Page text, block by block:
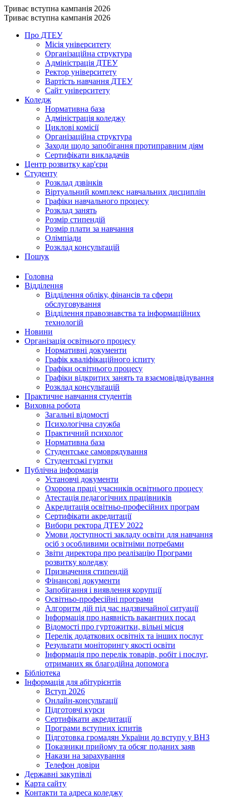
Триває вступна кампанія 2026
Триває вступна кампанія 2026
Про ДТЕУ
Місія університету
Організаційна структура
Адміністрація ДТЕУ
Ректор університету
Вартість навчання ДТЕУ
Сайт університету
Коледж
Нормативна база
Адміністрація коледжу
Циклові комісії
Організаційна структура
Заходи щодо запобігання протиправним діям
Сертифікати викладачів
Центр розвитку кар'єри
Студенту
Розклад дзвінків
Віртуальний комплекс навчальних дисциплін
Графіки навчального процесу
Розклад занять
Розмір стипендій
Розмір плати за навчання
Олімпіади
Розклад консультацій
Пошук
Головна
Відділення
Відділення обліку, фінансів та сфери
обслуговування
Відділення правознавства та інформаційних
технологій
Новини
Організація освітнього процесу
Нормативні документи
Графік кваліфікаційного іспиту
Графіки освітнього процесу
Графіки відкритих занять та взаємовідвідування
Розклад консультацій
Практичне навчання студентів
Виховна робота
Загальні відомості
Психологічна служба
Практичний психолог
Нормативна база
Студентське самоврядування
Студентські гуртки
Публічна інформація
Установчі документи
Охорона праці учасників освітнього процесу
Атестація педагогічних працівників
Акредитація освітньо-професійних програм
Сертифікати акредитації
Вибори ректора ДТЕУ 2022
Умови доступності закладу освіти для навчання
осіб з особливими освітніми потребами
Звіти директора про реалізацію Програми
розвитку коледжу
Призначення стипендій
Фінансові документи
Запобігання і виявлення корупції
Освітньо-професійні програми
Алгоритм дій під час надзвичайної ситуації
Інформація про наявність вакантних посад
Відомості про гуртожитки, вільні місця
Перелік додаткових освітніх та інших послуг
Результати моніторингу якості освіти
Інформація про перелік товарів, робіт і послуг,
отриманих як благодійна допомога
Бібліотека
Інформація для абітурієнтів
Вступ 2026
Онлайн-консультації
Підготовчі курси
Сертифікати акредитації
Програми вступних іспитів
Підготовка громадян України до вступу у ВНЗ
Показники прийому та обсяг поданих заяв
Накази на зарахування
Телефон довіри
Державні закупівлі
Карта сайту
Контакти та адреса коледжу